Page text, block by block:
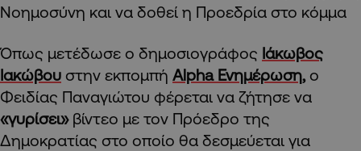
Νοημοσύνη και να δοθεί η Προεδρία στο κόμμα
Όπως μετέδωσε ο δημοσιογράφος Ιάκωβος
Ιακώβου στην εκπομπή Alpha Ενημέρωση, ο
Φειδίας Παναγιώτου φέρεται να ζήτησε να
«γυρίσει»βίντεο με τον Πρόεδρο της
Δημοκρατίας στο οποίο θα δεσμεύεται για